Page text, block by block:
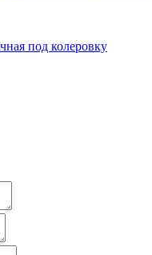
под колеровку